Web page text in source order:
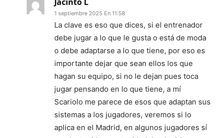
1 septiembre 2025 En 11:58
La clave es eso que dices, si el entrenador
debe jugar a lo que le gusta o está de moda
o debe adaptarse a lo que tiene, por eso es
importante dejar que sean ellos los que
hagan su equipo, si no le dejan pues toca
jugar pensando en lo que tiene, a mí
Scariolo me parece de esos que adaptan sus
sistemas a los jugadores, veremos si lo
aplica en el Madrid, en algunos jugadores sí